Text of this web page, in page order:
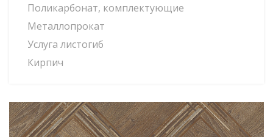
Поликарбонат, комплектующие
Металлопрокат
Услуга листогиб
Кирпич